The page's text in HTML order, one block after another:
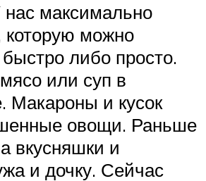
нас максимально
которую можно
быстро либо просто.
или суп в
Макароны и кусок
овощи. Раньше
вкусняшки и
и дочку. Сейчас